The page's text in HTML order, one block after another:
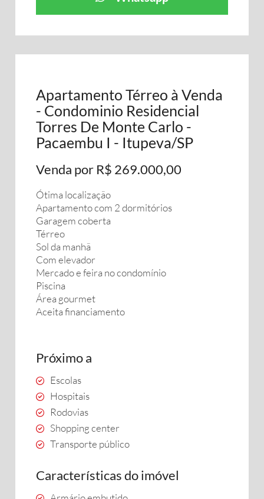
Apartamento Térreo à Venda
- Condominio Residencial
Torres De Monte Carlo -
Pacaembu I - Itupeva/SP
Venda por R$ 269.000,00
Ótima localização
Apartamento com 2 dormitórios
Garagem coberta
Térreo
Sol da manhã
Com elevador
Mercado e feira no condomínio
Piscina
Área gourmet
Aceita financiamento
Próximo a
Escolas
Hospitais
Rodovias
Shopping center
Transporte público
Características do imóvel